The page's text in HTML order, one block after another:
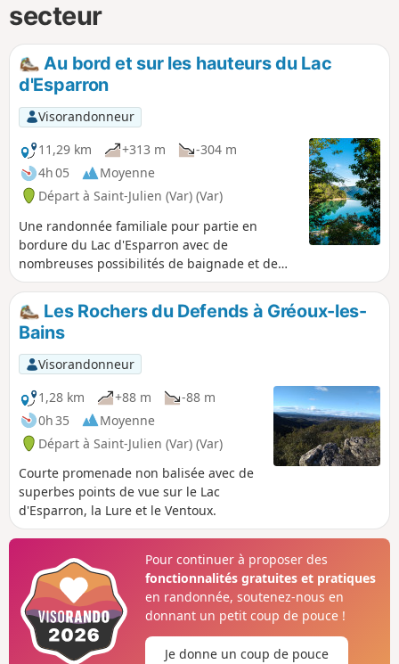
secteur
Au bord et sur les hauteurs du Lac
d'Esparron
Visorandonneur
11,29 km
+313 m
-304 m
4h 05
Moyenne
Départ à Saint-Julien (Var) (Var)
Une randonnée familiale pour partie en
bordure du Lac d'Esparron avec de
nombreuses possibilités de baignade et de
pique-nique. La deuxième partie de la
randonnée se fait en grande partie en sous-
bois avec des vues sur le Lac d'Esparron. Cette
randonnée est globalement très ombragée.
Les Rochers du Defends à Gréoux-les-
Bains
Visorandonneur
1,28 km
+88 m
-88 m
0h 35
Moyenne
Départ à Saint-Julien (Var) (Var)
Courte promenade non balisée avec de
superbes points de vue sur le Lac
d'Esparron, la Lure et le Ventoux.
Pour continuer à proposer des
fonctionnalités gratuites et pratiques
en randonnée, soutenez-nous en
donnant un petit coup de pouce !
Je donne un coup de pouce